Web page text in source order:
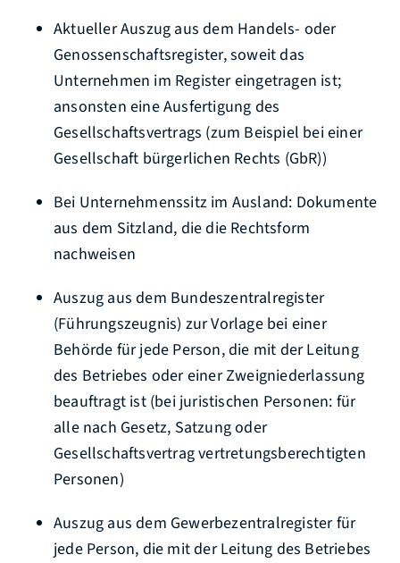
Aktueller Auszug aus dem Handels- oder
Genossenschaftsregister, soweit das
Unternehmen im Register eingetragen ist;
ansonsten eine Ausfertigung des
Gesellschaftsvertrags (zum Beispiel bei einer
Gesellschaft bürgerlichen Rechts (GbR))
Bei Unternehmenssitz im Ausland: Dokumente
aus dem Sitzland, die die Rechtsform
nachweisen
Auszug aus dem Bundeszentralregister
(Führungszeugnis) zur Vorlage bei einer
Behörde für jede Person, die mit der Leitung
des Betriebes oder einer Zweigniederlassung
beauftragt ist (bei juristischen Personen: für
alle nach Gesetz, Satzung oder
Gesellschaftsvertrag vertretungsberechtigten
Personen)
Auszug aus dem Gewerbezentralregister für
jede Person, die mit der Leitung des Betriebes